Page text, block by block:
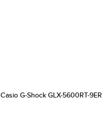
Casio G-Shock GLX-5600RT-9ER